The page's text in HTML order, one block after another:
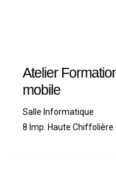
Atelier
mobile
Salle Informatique
8 Imp. Haute Chiffolière